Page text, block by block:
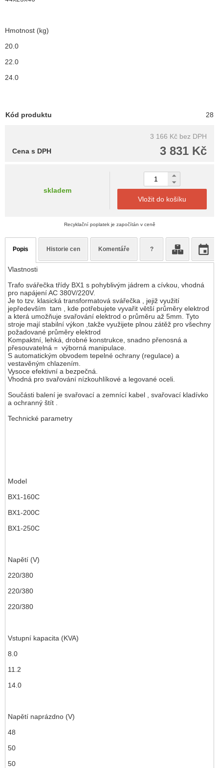
Hmotnost (kg)
20.0
22.0
24.0
Kód produktu 28
3 166 Kč bez DPH
3 831 Kč
Cena s DPH
skladem
Vložit do košíku
Recyklační poplatek je započítán v ceně
Popis Historie cen Komentáře ?
Vlastnosti
Trafo svářečka třídy BX1 s pohyblivým jádrem a cívkou, vhodná
pro napájení AC 380V/220V.
Je to tzv. klasická transformatová svářečka , jejiž využití
jepředevším tam , kde potřebujete vyvařit větší průměry elektrod
a která umožňuje svařování elektrod o průměru až 5mm. Tyto
stroje mají stabilní výkon ,takže využijete plnou zátěž pro všechny
požadované průměry elektrod
Kompaktní, lehká, drobné konstrukce, snadno přenosná a
přesouvatelná = výborná manipulace.
S automatickým obvodem tepelné ochrany (regulace) a
vestavěným chlazením.
Vysoce efektivní a bezpečná.
Vhodná pro svařování nízkouhlíkové a legované oceli.
Součásti balení je svařovací a zemnící kabel , svařovací kladívko
a ochranný štít .
Technické parametry
Model
BX1-160C
BX1-200C
BX1-250C
Napětí (V)
220/380
220/380
220/380
Vstupní kapacita (KVA)
8.0
11.2
14.0
Napětí naprázdno (V)
48
50
50